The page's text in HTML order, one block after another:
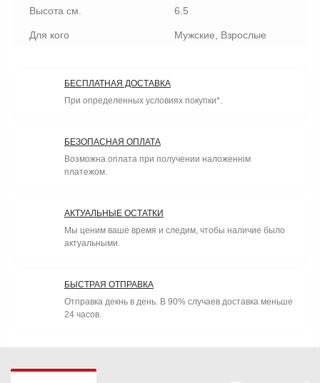
Высота см. 6.5
Для кого Мужские, Взрослые
БЕСПЛАТНАЯ ДОСТАВКА
При определенных условиях покупки*.
БЕЗОПАСНАЯ ОПЛАТА
Возможна оплата при получении наложеннім
платежом.
АКТУАЛЬНЫЕ ОСТАТКИ
Мы ценим ваше время и следим, чтобы наличие было
актуальными.
БЫСТРАЯ ОТПРАВКА
Отправка декнь в день. В 90% случаев доставка меньше
24 часов.